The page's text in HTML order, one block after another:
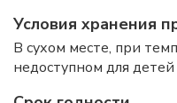
Условия хранения
В сухом месте, при
недоступном для детей